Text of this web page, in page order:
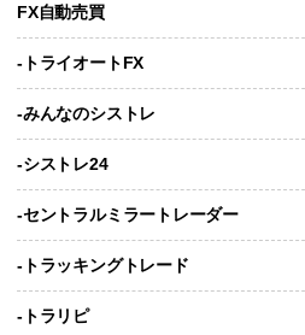
FX自動売買
-トライオートFX
-みんなのシストレ
-シストレ24
-セントラルミラートレーダー
-トラッキングトレード
-トラリピ